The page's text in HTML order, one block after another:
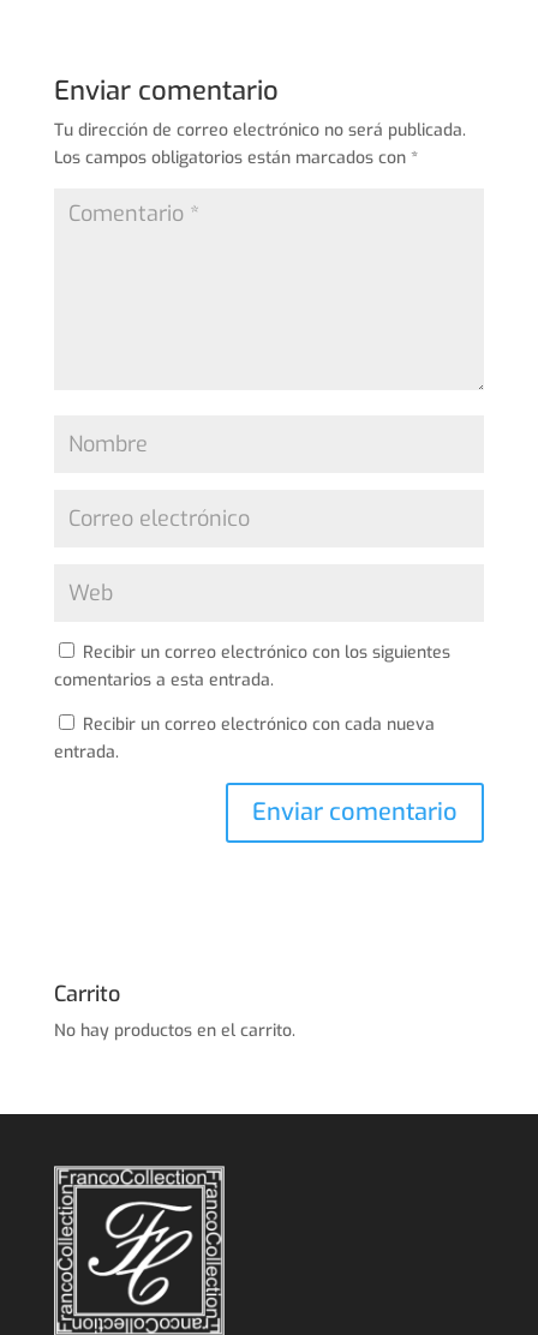
Enviar comentario
Tu dirección de correo electrónico no será publicada.
Los campos obligatorios están marcados con *
Recibir un correo electrónico con los siguientes
comentarios a esta entrada.
Recibir un correo electrónico con cada nueva
entrada.
Carrito
No hay productos en el carrito.